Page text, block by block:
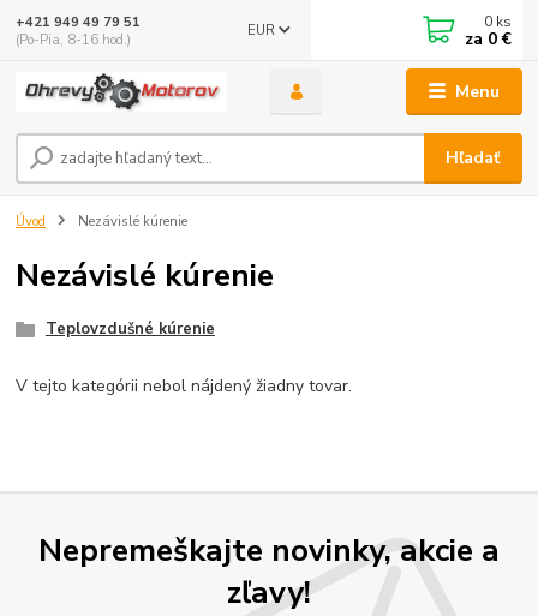
Menu
EUR
Hľadať
+421 949 49 79 51
(Po-Pia, 8-16 hod.)
0 ks
za 0 €
Úvod Nezávislé kúrenie
Nezávislé kúrenie
Teplovzdušné kúrenie
V tejto kategórii nebol nájdený žiadny tovar.
Nepremeškajte novinky, akcie a
zľavy!